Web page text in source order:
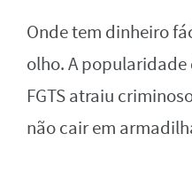
Onde tem dinheiro
olho. A
FGTS atraiu
não cair em